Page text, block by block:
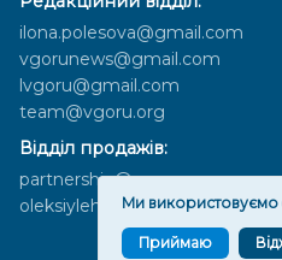
ilona.polesova@gmail.com
vgorunews@gmail.com
lvgoru@gmail.com
team@vgoru.org
Відділ продажів:
partnership@vgoru.org
oleksiylehen@vgoru.org
Ми використовуємо
Приймаю